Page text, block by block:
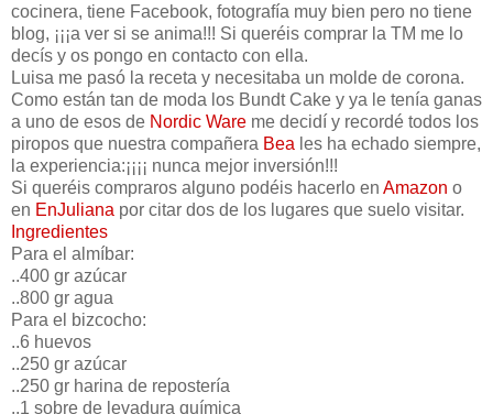
cocinera, tiene Facebook, fotografía muy bien pero no tiene
blog, ¡¡¡a ver si se anima!!! Si queréis comprar la TM me lo
decís y os pongo en contacto con ella.
Luisa me pasó la receta y necesitaba un molde de corona.
Como están tan de moda los Bundt Cake y ya le tenía ganas
a uno de esos de Nordic Ware me decidí y recordé todos los
piropos que nuestra compañera Bea les ha echado siempre,
la experiencia:¡¡¡¡ nunca mejor inversión!!!
Si queréis compraros alguno podéis hacerlo en Amazon o
en EnJuliana por citar dos de los lugares que suelo visitar.
Ingredientes
Para el almíbar:
..400 gr azúcar
..800 gr agua
Para el bizcocho:
..6 huevos
..250 gr azúcar
..250 gr harina de repostería
..1 sobre de levadura química